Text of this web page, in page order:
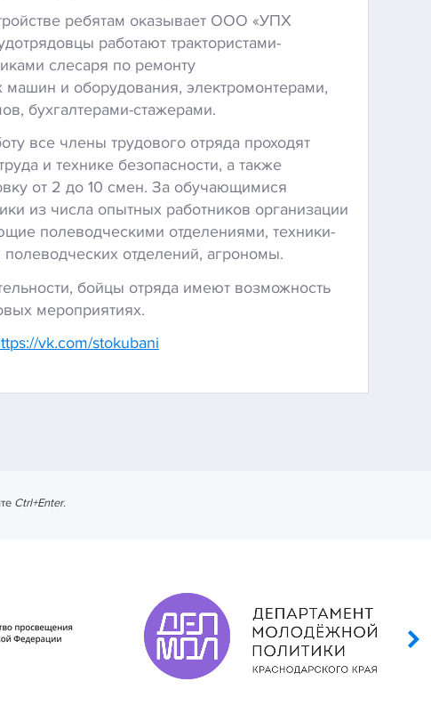
ребятам оказывает ООО «УПХ
работают трактористами-
слесаря по ремонту
машин и оборудования, электромонтерами,
бухгалтерами-стажерами.
все члены трудового отряда проходят
и технике безопасности, а также
от 2 до 10 смен. За обучающимися
из числа опытных работников организации
полеводческими отделениями, техники-
полеводческих отделений, агрономы.
бойцы отряда имеют возможность
мероприятиях.
vk.com/stokubani
Ctrl+Enter.